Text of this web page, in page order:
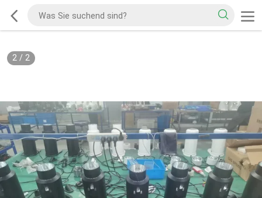
2/ 2